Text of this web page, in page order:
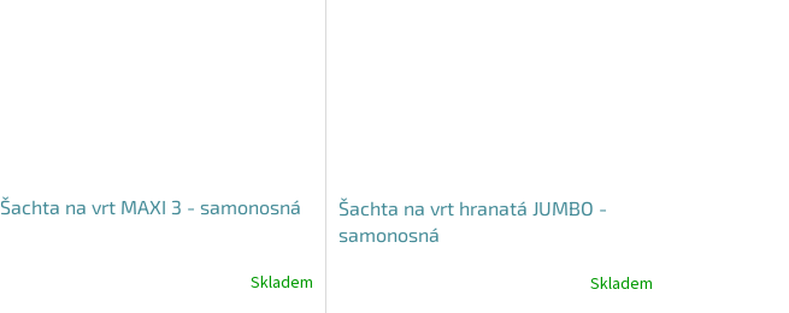
Šachta na vrt MAXI 3 - samonosná
Skladem
Šachta na vrt hranatá JUMBO -
samonosná
Skladem